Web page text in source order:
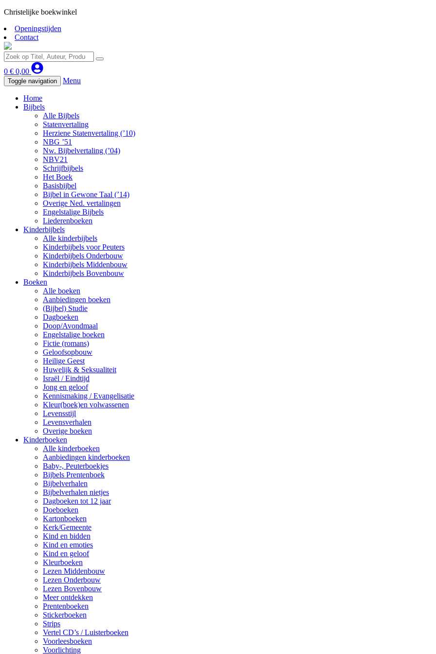
Christelijke boekwinkel
Openingstijden
Contact
0 € 0,00
Toggle navigation Menu
Home
Bijbels
Alle Bijbels
Statenvertaling
Herziene Statenvertaling (’10)
NBG ’51
Nw. Bijbelvertaling (’04)
NBV21
Schrijfbijbels
Het Boek
Basisbijbel
Bijbel in Gewone Taal (’14)
Overige Ned. vertalingen
Engelstalige Bijbels
Liederenboeken
Kinderbijbels
Alle kinderbijbels
Kinderbijbels voor Peuters
Kinderbijbels Onderbouw
Kinderbijbels Middenbouw
Kinderbijbels Bovenbouw
Boeken
Alle boeken
Aanbiedingen boeken
(Bijbel) Studie
Dagboeken
Doop/Avondmaal
Engelstalige boeken
Fictie (romans)
Geloofsopbouw
Heilige Geest
Huwelijk & Seksualiteit
Israël / Eindtijd
Jong en geloof
Kennismaking / Evangelisatie
Kleur(boek)en volwassenen
Levensstijl
Levensverhalen
Overige boeken
Kinderboeken
Alle kinderboeken
Aanbiedingen kinderboeken
Baby-, Peuterboekjes
Bijbels Prentenboek
Bijbelverhalen
Bijbelverhalen nietjes
Dagboeken tot 12 jaar
Doeboeken
Kartonboeken
Kerk/Gemeente
Kind en bidden
Kind en emoties
Kind en geloof
Kleurboeken
Lezen Middenbouw
Lezen Onderbouw
Lezen Bovenbouw
Meer ontdekken
Prentenboeken
Stickerboeken
Strips
Vertel CD’s / Luisterboeken
Voorleesboeken
Voorlichting